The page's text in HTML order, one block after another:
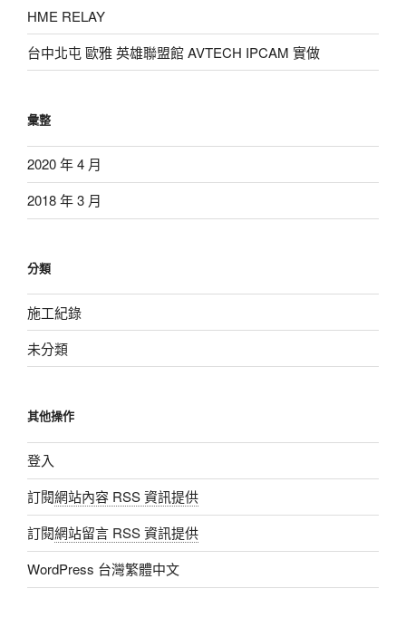
HME RELAY
台中北屯 歐雅 英雄聯盟館 AVTECH IPCAM 實做
彙整
2020 年 4 月
2018 年 3 月
分類
施工紀錄
未分類
其他操作
登入
訂閱網站內容 RSS 資訊提供
訂閱網站留言 RSS 資訊提供
WordPress 台灣繁體中文